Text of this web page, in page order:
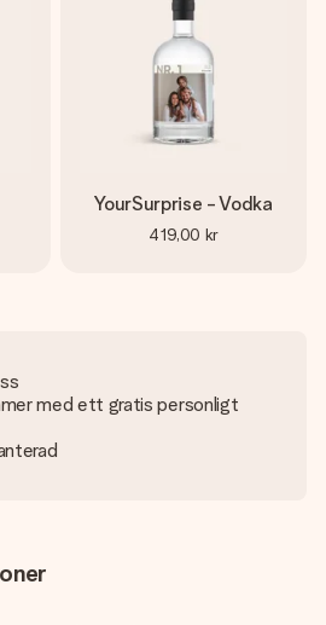
YourSurprise - Vodka
419,00 kr
med ett gratis personligt